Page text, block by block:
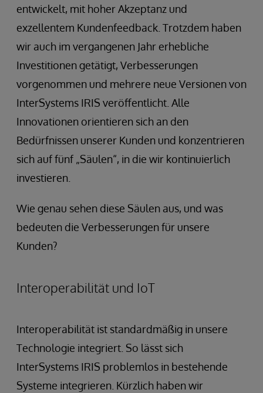
entwickelt, mit hoher Akzeptanz und
exzellentem Kundenfeedback. Trotzdem haben
wir auch im vergangenen Jahr erhebliche
Investitionen getätigt, Verbesserungen
vorgenommen und mehrere neue Versionen von
InterSystems IRIS veröffentlicht. Alle
Innovationen orientieren sich an den
Bedürfnissen unserer Kunden und konzentrieren
sich auf fünf „Säulen“, in die wir kontinuierlich
investieren.
Wie genau sehen diese Säulen aus, und was
bedeuten die Verbesserungen für unsere
Kunden?
Interoperabilität und IoT
Interoperabilität ist standardmäßig in unsere
Technologie integriert. So lässt sich
InterSystems IRIS problemlos in bestehende
Systeme integrieren. Kürzlich haben wir